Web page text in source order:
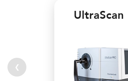
❮
UltraScan